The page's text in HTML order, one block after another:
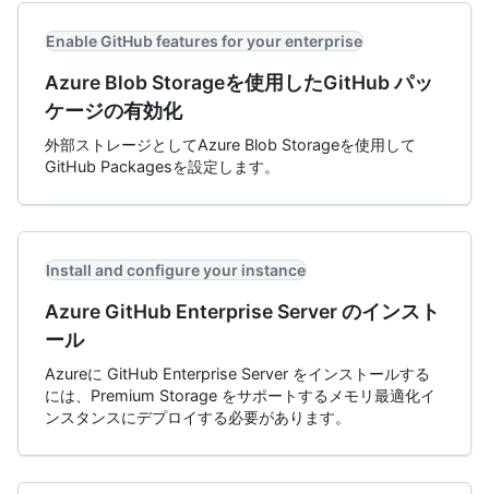
Enable GitHub features for your enterprise
Azure Blob Storageを使用したGitHub パッ
ケージの有効化
外部ストレージとしてAzure Blob Storageを使用して
GitHub Packagesを設定します。
Install and configure your instance
Azure GitHub Enterprise Server のインスト
ール
Azureに GitHub Enterprise Server をインストールする
には、Premium Storage をサポートするメモリ最適化イ
ンスタンスにデプロイする必要があります。